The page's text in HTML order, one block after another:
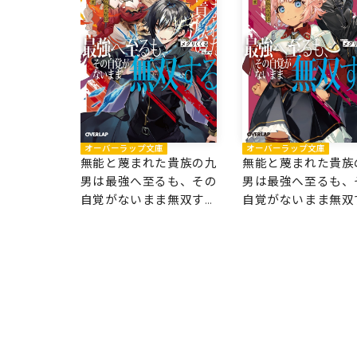
オーバーラップ文庫
無能と蔑まれた貴族の九
男は最強へ至るも、その
自覚がないまま無双する
オーバーラップ文庫
無能と蔑まれた貴族
男は最強へ至るも、
自覚がないまま無双